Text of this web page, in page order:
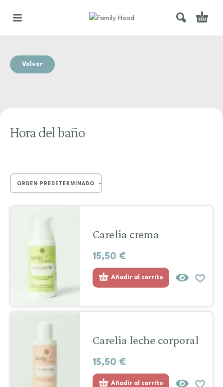
Volver
Hora del baño
ORDEN PREDETERMINADO
Carelia crema
15,50 €
Añadir al carrito
Carelia leche corporal
15,50 €
Añadir al carrito